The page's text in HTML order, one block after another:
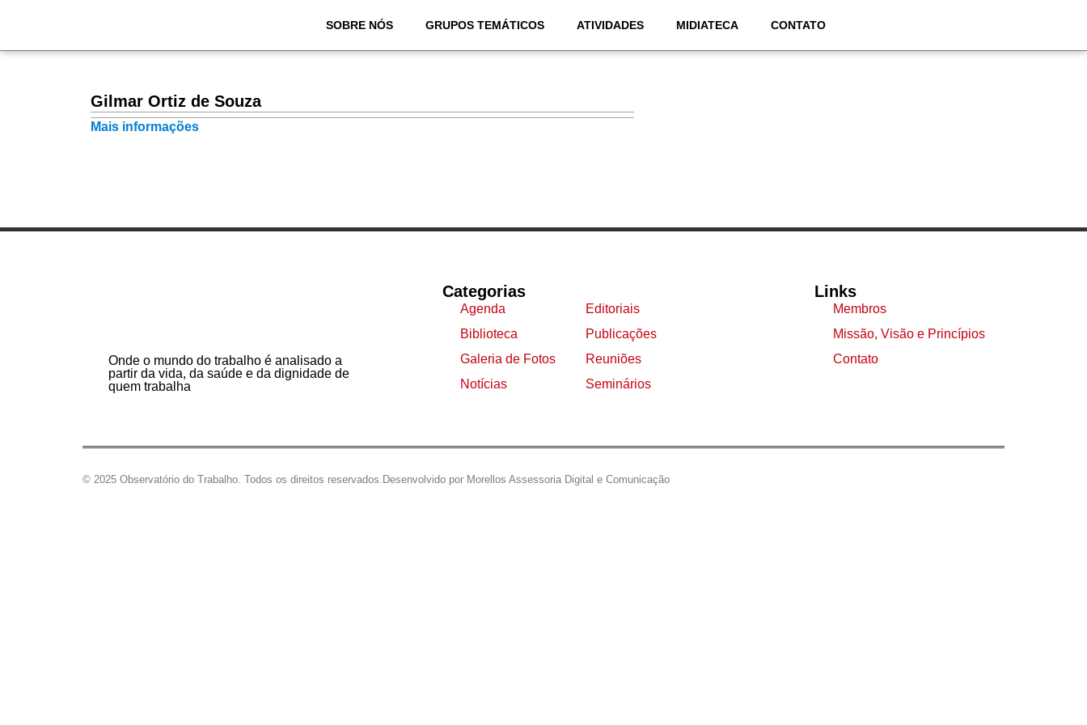
SOBRE NÓS GRUPOS TEMÁTICOS ATIVIDADES MIDIATECA CONTATO
Gilmar Ortiz de Souza
Mais informações
Onde o mundo do trabalho é analisado a
partir da vida, da saúde e da dignidade de
quem trabalha
Categorias
Agenda
Biblioteca
Galeria de Fotos
Notícias
Editoriais
Publicações
Reuniões
Seminários
Links
Membros
Missão, Visão e Princípios
Contato
© 2025 Observatório do Trabalho. Todos os direitos reservados. Desenvolvido por Morellos Assessoria Digital e Comunicação